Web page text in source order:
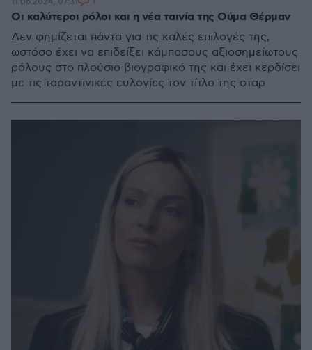
Οι καλύτεροι ρόλοι και η νέα ταινία της Ούμα Θέρμαν
Δεν φημίζεται πάντα για τις καλές επιλογές της,
ωστόσο έχει να επιδείξει κάμποσους αξιοσημείωτους
ρόλους στο πλούσιο βιογραφικό της και έχει κερδίσει
με τις ταραντινικές ευλογίες τον τίτλο της σταρ